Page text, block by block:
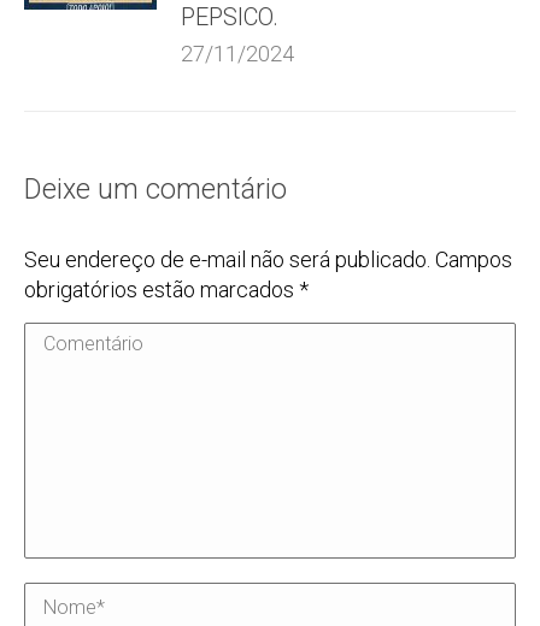
PEPSICO.
27/11/2024
Deixe um comentário
Seu endereço de e-mail não será publicado. Campos
obrigatórios estão marcados *
Comentário
Nome *